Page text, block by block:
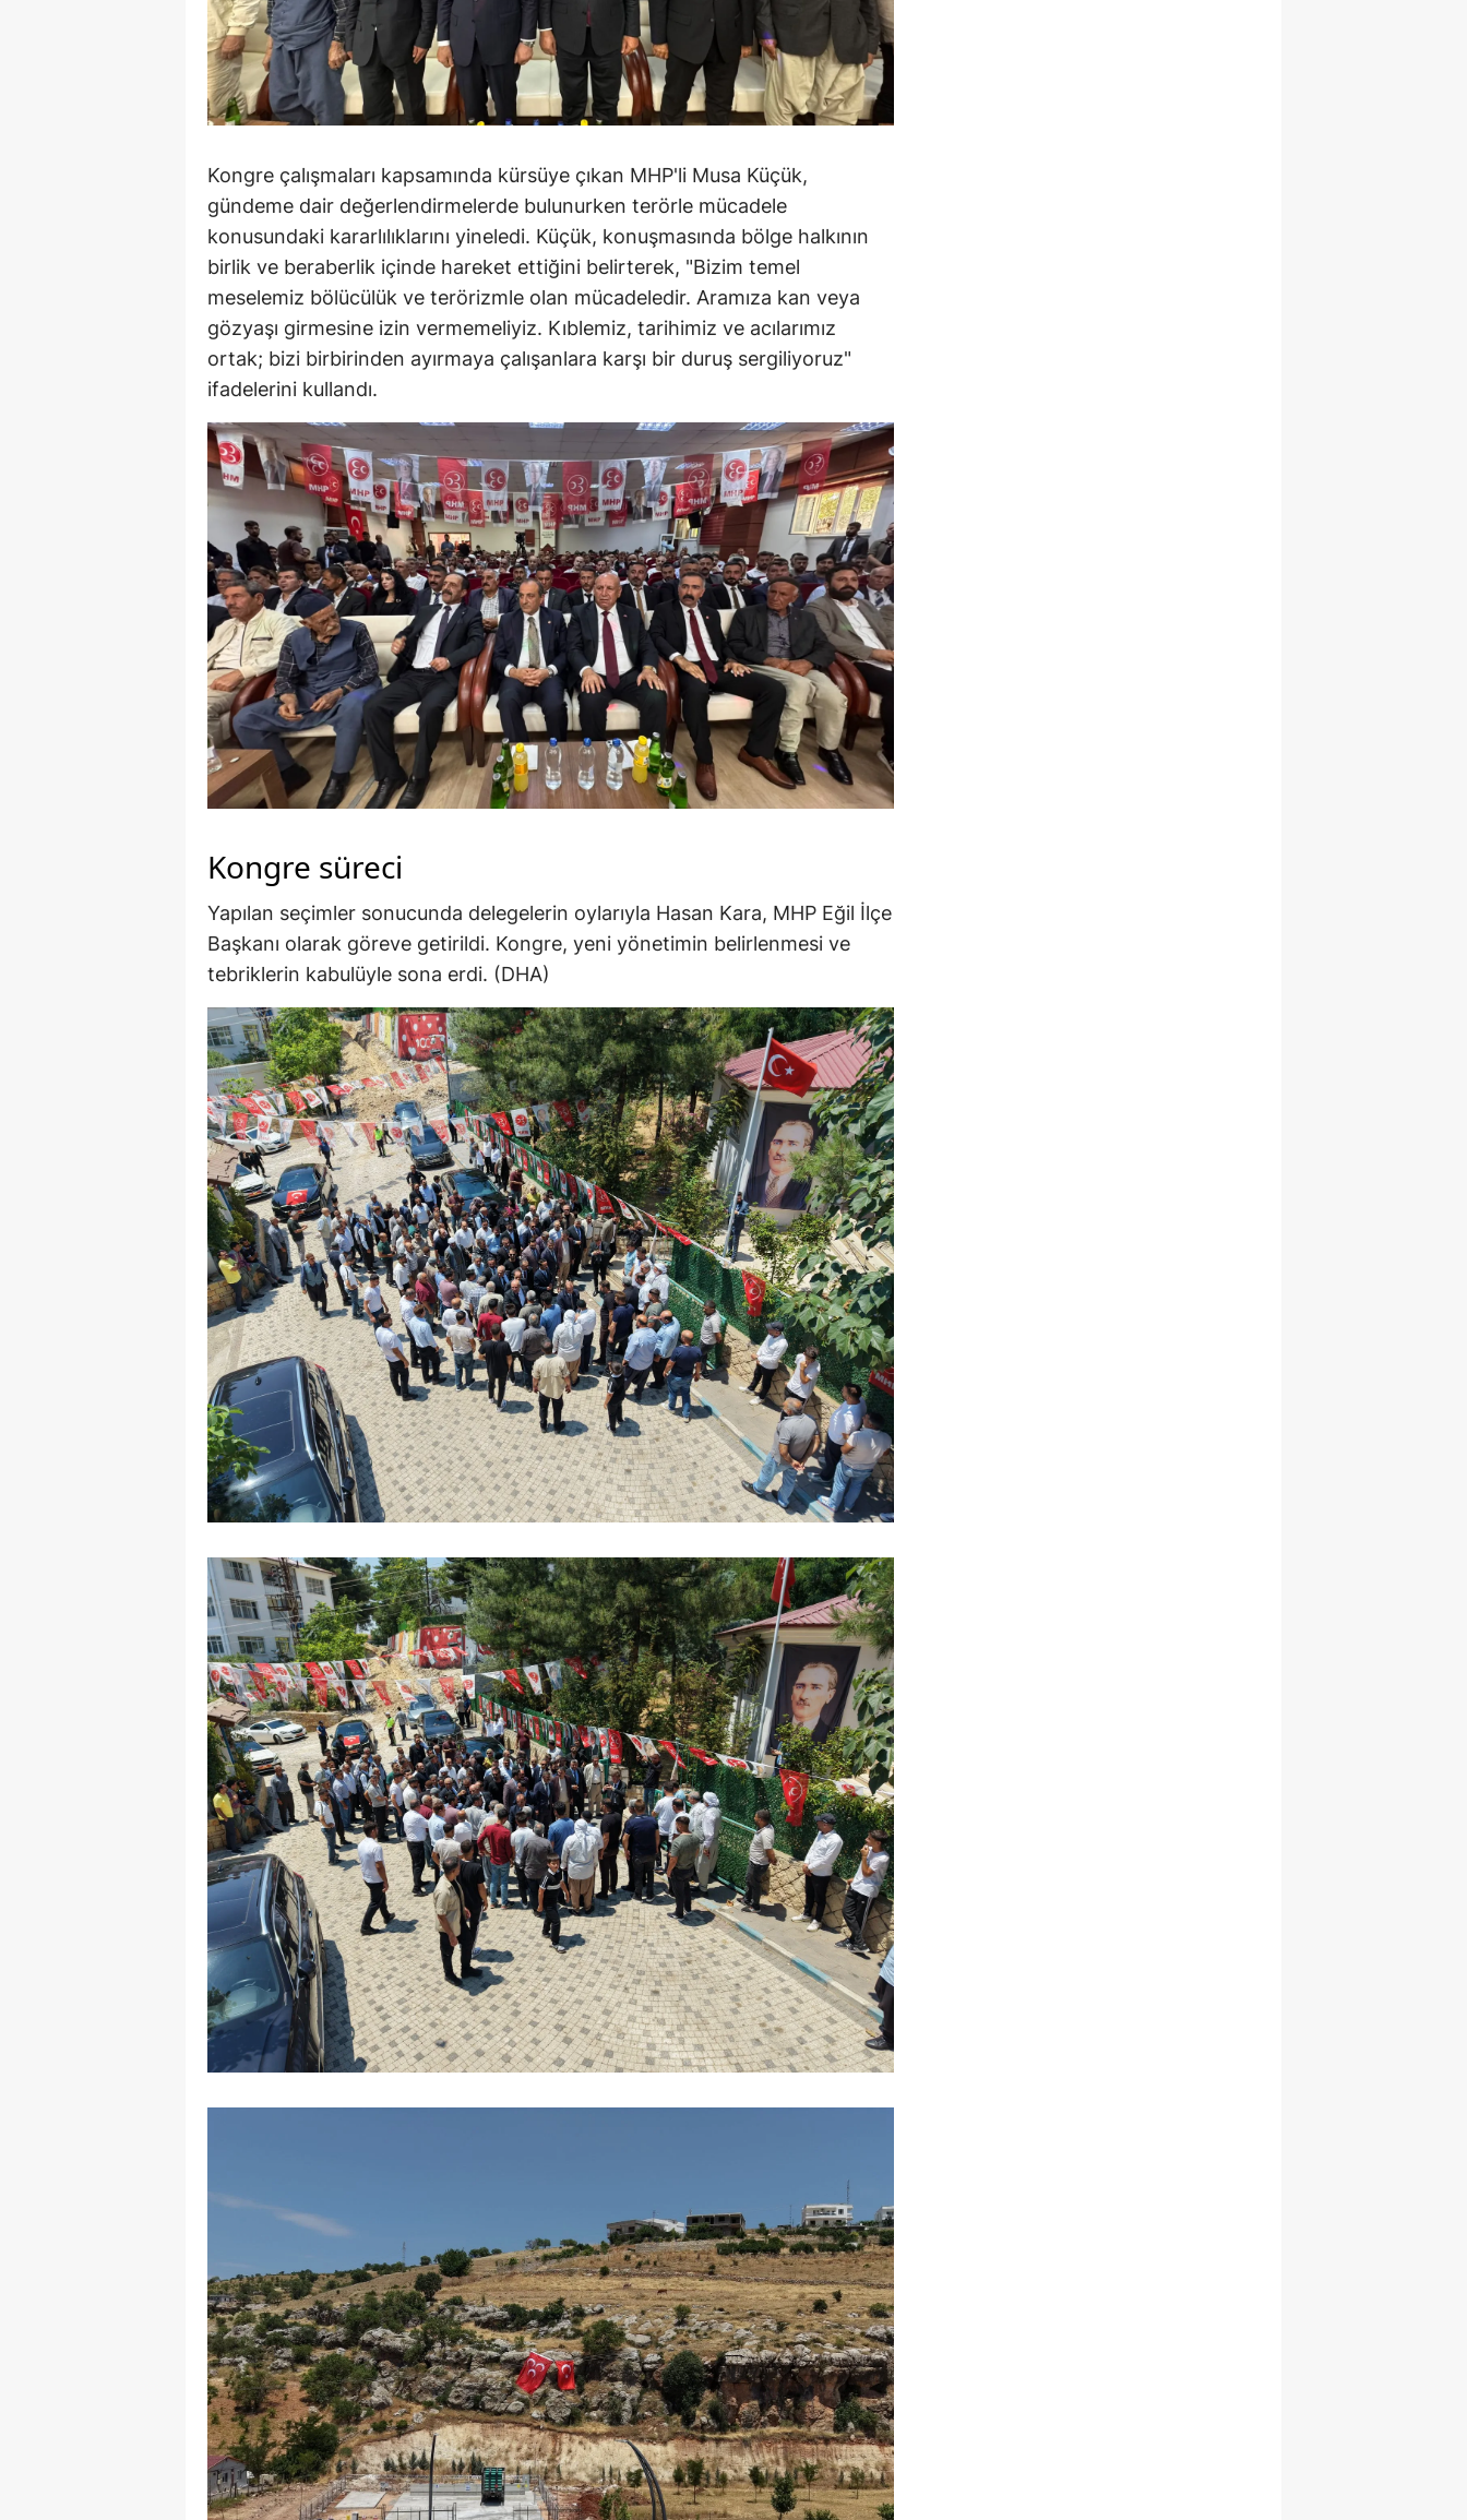
Kongre çalışmaları kapsamında kürsüye çıkan MHP'li Musa Küçük,
gündeme dair değerlendirmelerde bulunurken terörle mücadele
konusundaki kararlılıklarını yineledi. Küçük, konuşmasında bölge halkının
birlik ve beraberlik içinde hareket ettiğini belirterek, "Bizim temel
meselemiz bölücülük ve terörizmle olan mücadeledir. Aramıza kan veya
gözyaşı girmesine izin vermemeliyiz. Kıblemiz, tarihimiz ve acılarımız
ortak; bizi birbirinden ayırmaya çalışanlara karşı bir duruş sergiliyoruz"
ifadelerini kullandı.
Kongre süreci
Yapılan seçimler sonucunda delegelerin oylarıyla Hasan Kara, MHP Eğil İlçe
Başkanı olarak göreve getirildi. Kongre, yeni yönetimin belirlenmesi ve
tebriklerin kabulüyle sona erdi. (DHA)